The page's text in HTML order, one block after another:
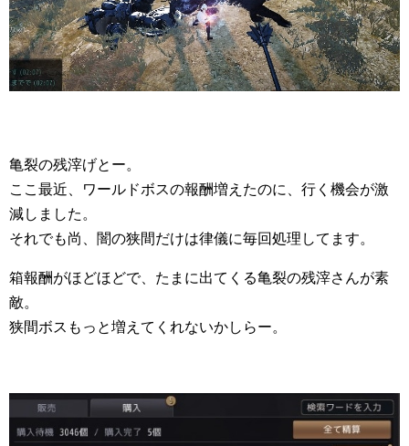
亀裂の残滓げとー。
ここ最近、ワールドボスの報酬増えたのに、行く機会が激
減しました。
それでも尚、闇の狭間だけは律儀に毎回処理してます。
箱報酬がほどほどで、たまに出てくる亀裂の残滓さんが素
敵。
狭間ボスもっと増えてくれないかしらー。